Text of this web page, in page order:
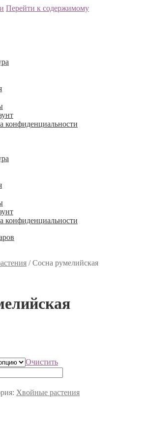
Перейти к содержимому
конфиденциальности
конфиденциальности
/Сосна румелийская
Очистить
Хвойные растения